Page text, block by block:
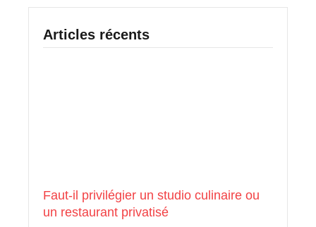
Articles récents
Faut-il privilégier un studio culinaire ou
un restaurant privatisé